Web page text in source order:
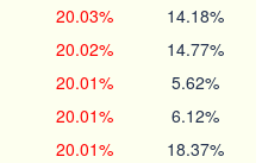
20.03% 14.18%
20.02% 14.77%
20.01% 5.62%
20.01% 6.12%
20.01% 18.37%